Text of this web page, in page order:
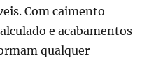
Com caimento
e acabamentos
qualquer